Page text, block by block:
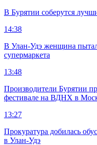
В Бурятии соберутся
14:38
В Улан-Удэ женщина
супермаркета
13:48
Производители Бурятии
фестивале на ВДНХ в
13:27
Прокуратура добилась
в Улан-Удэ